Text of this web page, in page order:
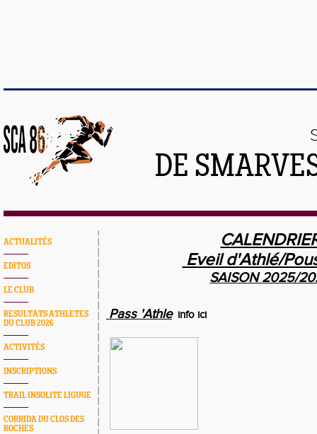
DE
ACTUALITÉS
EDITOS
LE CLUB
RESULTATS ATHLETES
DU CLUB 2026
ACTIVITÉS
INSCRIPTIONS
TRAIL INSOLITE LIGUGE
CORRIDA DU CLOS DES
ROCHES
Eveil d'Athlé/
SAISON 2025/
Pass 'Athle info ici